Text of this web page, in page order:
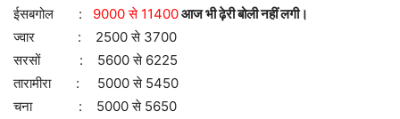
ईसबगोल : 9000 से 11400आज भी ढ़ेरी बोली नहीं लगी।
ज्वार : 2500 से 3700
सरसों : 5600 से 6225
तारामीरा : 5000 से 5450
चना : 5000 से 5650